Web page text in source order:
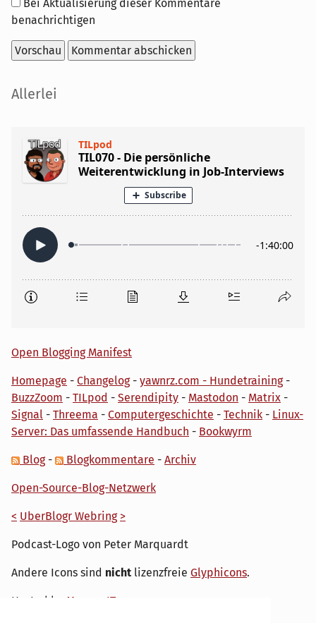
Bei Aktualisierung dieser Kommentare
benachrichtigen
Seitenleiste
Allerlei
Open Blogging Manifest
Homepage - Changelog- yawnrz.com - Hundetraining-
BuzzZoom - TILpod - Serendipity - Mastodon - Matrix -
Signal - Threema - Computergeschichte - Technik - Linux-
Server: Das umfassende Handbuch - Bookwyrm
Blog- Blogkommentare - Archiv
Open-Source-Blog-Netzwerk
< UberBlogr Webring >
Podcast-Logo von Peter Marquardt
Andere Icons sind nicht lizenzfreie Glyphicons.
Hosted by My own IT.